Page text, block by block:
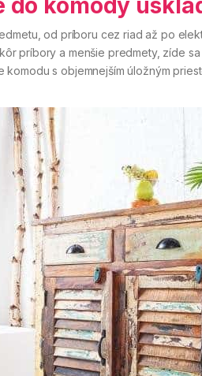
do komody
od príboru cez riad až po
príbory a menšie predmety, zíde sa
s objemnejším úložným